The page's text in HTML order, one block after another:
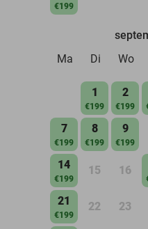
€199
Ma
Di Wo
1
€199
2
€199
7
€199
8
€199
9
€199
14
€199
15 16
21
€199
22 23